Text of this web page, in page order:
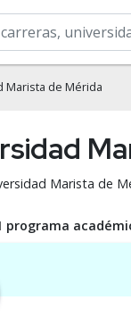
Marista de Mérida
Marista de
programa